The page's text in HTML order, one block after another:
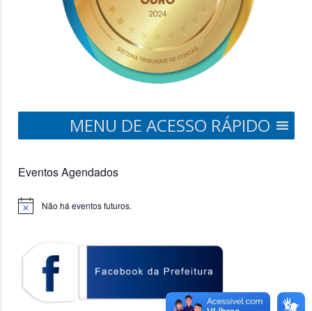
MENU DE ACESSO RÁPIDO
Eventos Agendados
Notice Não há eventos futuros.